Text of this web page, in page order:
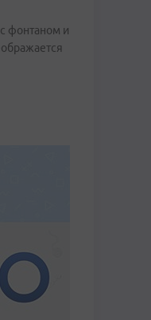
фонтаном и